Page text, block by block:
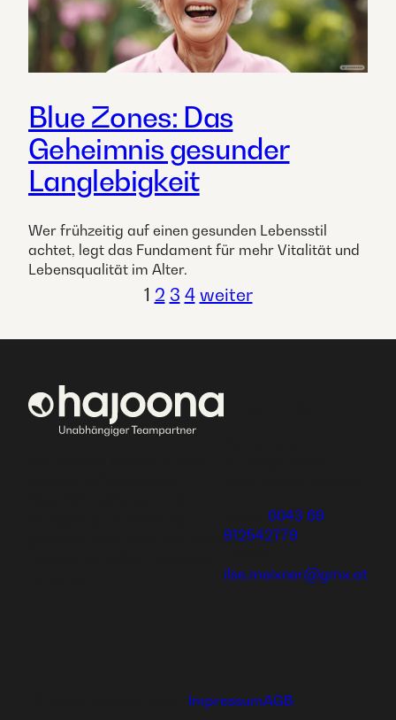
Blue Zones: Das
Geheimnis gesunder
Langlebigkeit
Wer frühzeitig auf einen gesunden Lebensstil
achtet, legt das Fundament für mehr Vitalität und
Lebensqualität im Alter.
1 2 3 4 weiter
0043 69
912542779
ilse.meixner@gmx.at
ImpressumAGB